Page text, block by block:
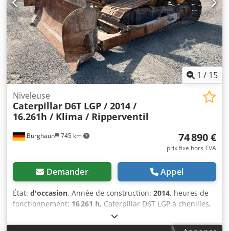
1 / 15
Burghaun 745 km
Niveleuse
Caterpillar D6T LGP / 2014 /
16.261h / Klima / Ripperventil
74 890 €
prix fixe hors TVA
Demander Appel
État: d'occasion, Année de construction: 2014, heures de
fonctionnement: 16 261 h, Caterpillar D6T LGP à chenilles,
année de fabrication : 2014, heures de fonctionnement :
16 261 h, dernier entretien à 16 013 h, train de roulement :